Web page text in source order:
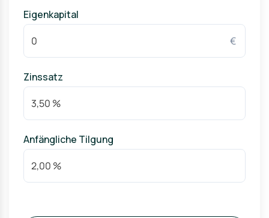
Eigenkapital
€
Zinssatz
Anfängliche Tilgung